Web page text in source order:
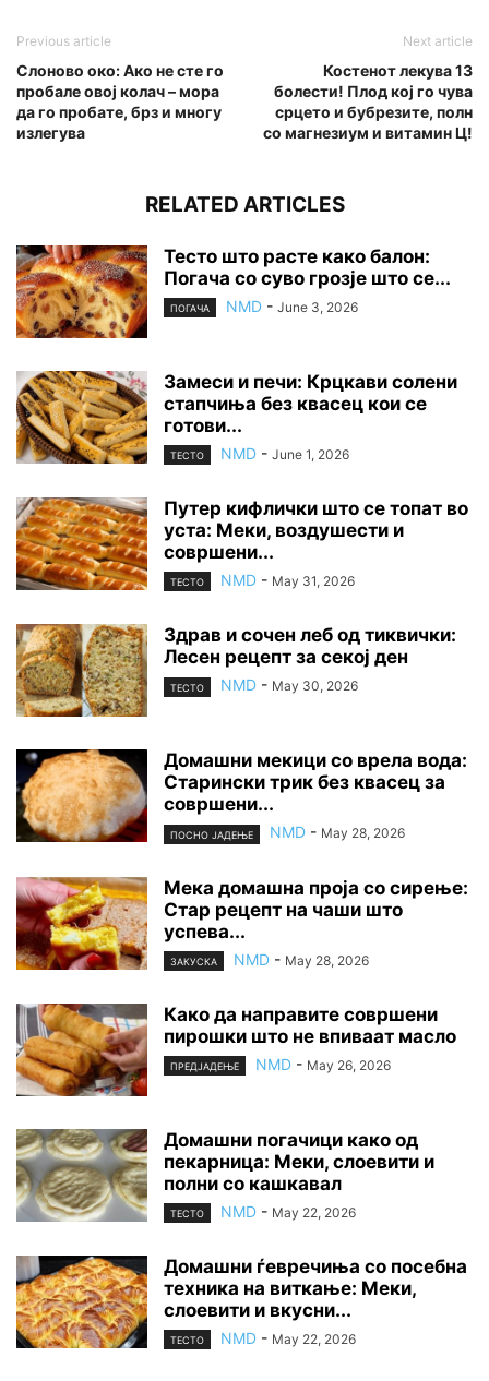
Previous article
Слоново око: Ако не сте го
пробале овој колач – мора
да го пробате, брз и многу
излегува
Next article
Костенот лекува 13
болести! Плод кој го чува
срцето и бубрезите, полн
со магнезиум и витамин Ц!
RELATED ARTICLES
Тесто што расте како балон:
Погача со суво грозје што се...
ПОГАЧА NMD - June 3, 2026
Замеси и печи: Крцкави солени
стапчиња без квасец кои се
готови...
ТЕСТО NMD - June 1, 2026
Путер кифлички што се топат во
уста: Меки, воздушести и
совршени...
ТЕСТО NMD - May 31, 2026
Здрав и сочен леб од тиквички:
Лесен рецепт за секој ден
ТЕСТО NMD - May 30, 2026
Домашни мекици со врела вода:
Старински трик без квасец за
совршени...
ПОСНО ЈАДЕЊЕ NMD - May 28, 2026
Мека домашна проја со сирење:
Стар рецепт на чаши што
успева...
ЗАКУСКА NMD - May 28, 2026
Како да направите совршени
пирошки што не впиваат масло
ПРЕДЈАДЕЊЕ NMD - May 26, 2026
Домашни погачици како од
пекарница: Меки, слоевити и
полни со кашкавал
ТЕСТО NMD - May 22, 2026
Домашни ѓевречиња со посебна
техника на виткање: Меки,
слоевити и вкусни...
ТЕСТО NMD - May 22, 2026